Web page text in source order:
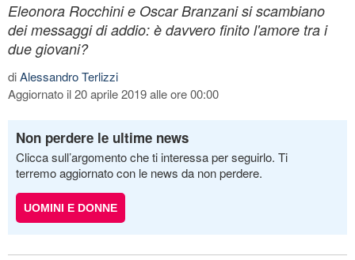
Eleonora Rocchini e Oscar Branzani si scambiano
dei messaggi di addio: è davvero finito l'amore tra i
due giovani?
diAlessandro Terlizzi
Aggiornato il 20 aprile 2019 alle ore 00:00
Non perdere le ultime news
Clicca sull’argomento che ti interessa per seguirlo. Ti
terremo aggiornato con le news da non perdere.
UOMINI E DONNE